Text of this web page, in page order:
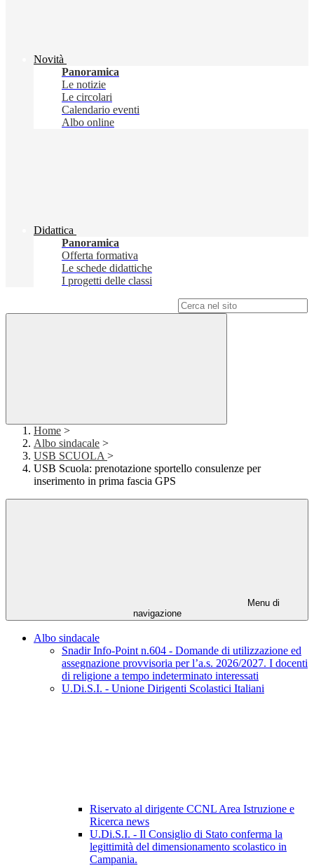
Novità
Panoramica
Le notizie
Le circolari
Calendario eventi
Albo online
Didattica
Panoramica
Offerta formativa
Le schede didattiche
I progetti delle classi
Home >
Albo sindacale >
USB SCUOLA >
USB Scuola: prenotazione sportello consulenze per
inserimento in prima fascia GPS
Menu di
navigazione
Albo sindacale
Snadir Info-Point n.604 - Domande di utilizzazione ed
assegnazione provvisoria per l’a.s. 2026/2027. I docenti
di religione a tempo indeterminato interessati
U.Di.S.I. - Unione Dirigenti Scolastici Italiani
Riservato al dirigente CCNL Area Istruzione e
Ricerca news
U.Di.S.I. - Il Consiglio di Stato conferma la
legittimità del dimensionamento scolastico in
Campania.